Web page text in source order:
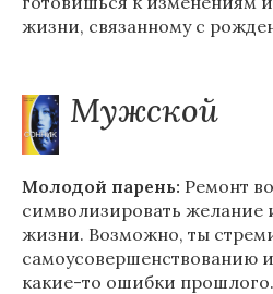
жизни, связанному с
Мужской
Молодой парень: Ремонт
символизировать желание
жизни. Возможно, ты
самоусовершенствованию
какие-то ошибки